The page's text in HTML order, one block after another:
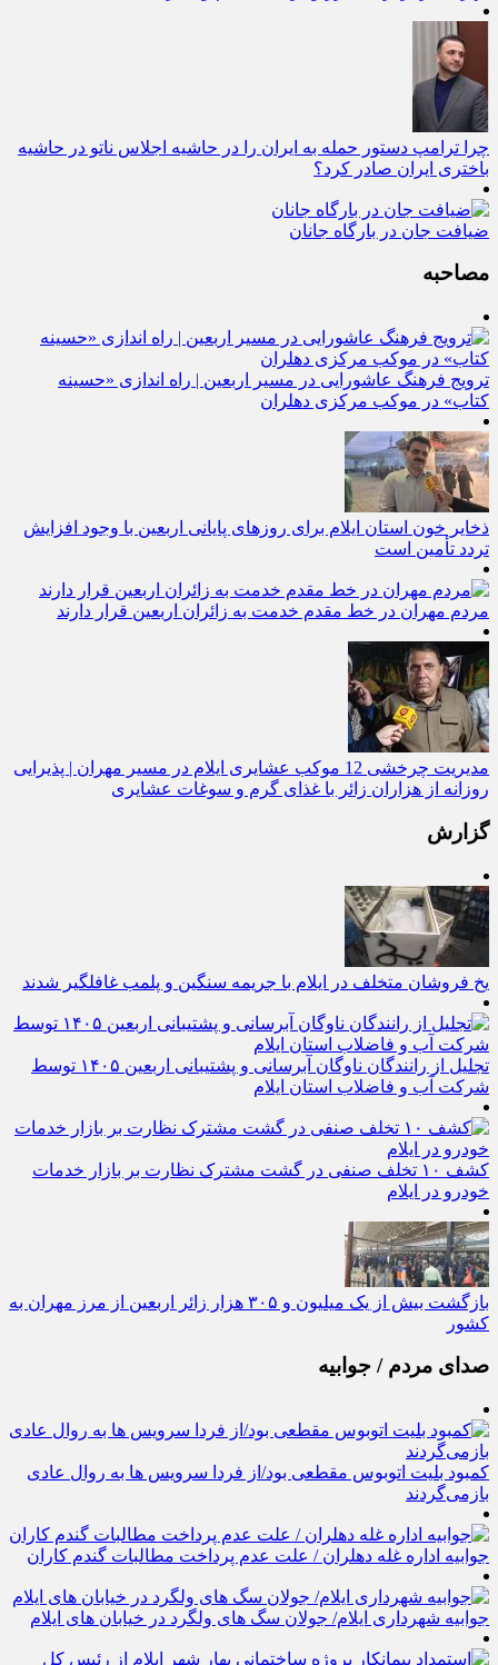
مهران فراتر از یک مرز و در خط مقدم وفاداری
چرا ترامپ دستور حمله به ایران را در حاشیه اجلاس ناتو در حاشیه
باختری ایران صادر کرد؟
ترویج فرهنگ عاشورایی در مسیر اربعین | راه‌ اندازی «حسینه
کتاب» در موکب مرکزی دهلران
ذخایر خون استان ایلام برای روزهای پایانی اربعین با وجود افزایش
تردد تأمین است
مردم مهران در خط مقدم خدمت به زائران اربعین قرار دارند
مدیریت چرخشی 12 موکب‌ عشایری ایلام در مسیر مهران | پذیرایی
گزارش
یخ‌ فروشان متخلف در ایلام با جریمه سنگین و پلمب غافلگیر شدند
شرکت آب و فاضلاب استان ایلام
کشف ۱۰ تخلف صنفی در گشت مشترک نظارت بر بازار خدمات
خودرو در ایلام
کمبود بلیت اتوبوس مقطعی بود/از فردا سرویس ها به روال عادی
بازمی‌گردند
جوابیه اداره غله دهلران / علت عدم پرداخت مطالبات گندم کاران
جوابیه شهرداری ایلام/ جولان سگ های ولگرد در خیابان های ایلام